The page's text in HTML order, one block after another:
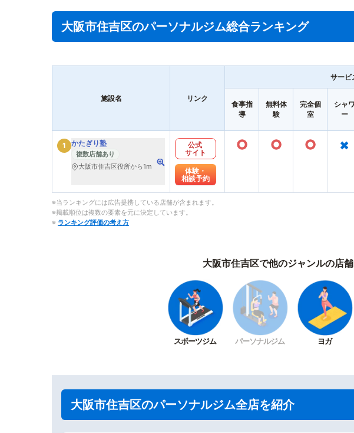
大阪市住吉区のパーソナルジム総合ランキング
施設名 リンク
サービ
食事指
導
無料体
験
完全個
室
シャワ
ー
1 かたぎり塾
複数店舗あり
大阪市住吉区役所から1m
公式
サイト
体験・
相談予約
○ ○ ○ ×
※当ランキングには広告提携している店舗が含まれます。
※掲載順位は複数の要素を元に決定しています。
※ ランキング評価の考え方
大阪市住吉区で他のジャンルの店
スポーツジム パーソナルジム ヨガ
大阪市住吉区のパーソナルジム全店を紹介